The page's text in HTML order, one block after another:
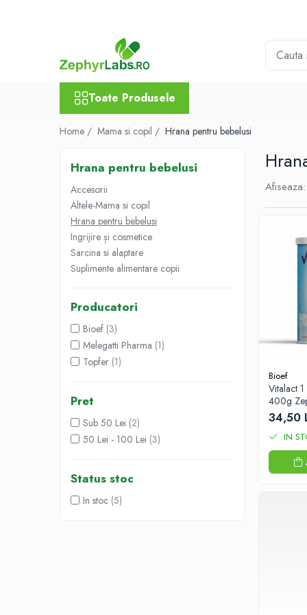
Alimentatie sanatoasa
Altele-Alimentatie sanatoasa
Ingrijire și cosmetice
Scutece si servetele
Cosmetice copii
Protectie anti-insecte
Suplimente alimentare copii
Produse antiparazitare
Sarcina si alaptare
Produse pentru ingrijire si frumusete
Ingrijire maini si picioare
Toate Produsele
Home / Mama si copil / Hrana pentru bebelusi
Hrana pentru bebelusi
Accesorii
Altele-Mama si copil
Hrana pentru bebelusi
Ingrijire și cosmetice
Sarcina si alaptare
Suplimente alimentare copii
Producatori
Bioef (3)
Melegatti Pharma (1)
Topfer (1)
Pret
Sub 50 Lei (2)
50 Lei - 100 Lei (3)
Status stoc
In stoc (5)
Afiseaza:
Bioef
Vitalact
400g
34,50
IN